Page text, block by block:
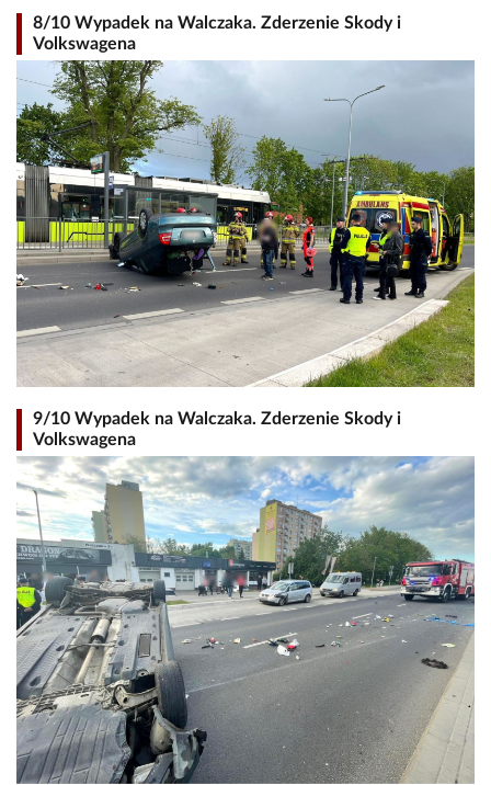
8/10 Wypadek na Walczaka. Zderzenie Skody i
Volkswagena
9/10 Wypadek na Walczaka. Zderzenie Skody i
Volkswagena